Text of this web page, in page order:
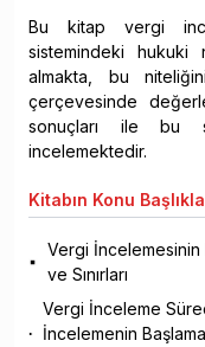
Bu kitap vergi
sistemindeki
almakta, bu
çerçevesinde
sonuçları ile bu
incelemektedir.
Kitabın Konu
Vergi
ve Sınırları
Vergi İnceleme
İncelemenin